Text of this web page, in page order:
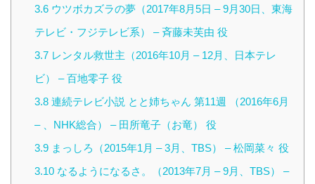
3.6ウツボカズラの夢（2017年8月5日 – 9月30日、東海
テレビ・フジテレビ系） – 斉藤未芙由 役
3.7レンタル救世主（2016年10月 – 12月、日本テレ
ビ） – 百地零子 役
3.8連続テレビ小説 とと姉ちゃん 第11週 （2016年6月
– 、NHK総合） – 田所竜子（お竜） 役
3.9まっしろ（2015年1月 – 3月、TBS） – 松岡菜々 役
3.10なるようになるさ。（2013年7月 – 9月、TBS） –